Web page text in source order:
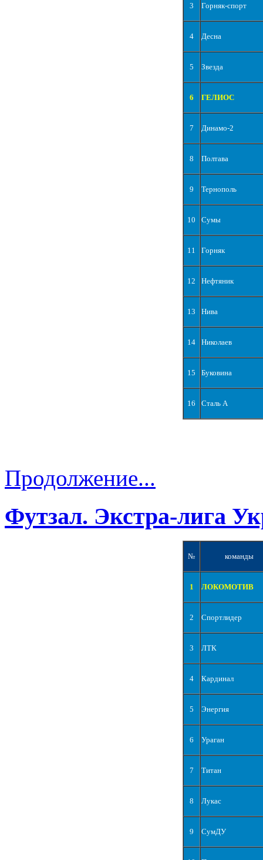
3 Горняк-спорт
4 Десна
5 Звезда
6 ГЕЛИОС
7 Динамо-2
8 Полтава
9 Тернополь
10 Сумы
11 Горняк
12 Нефтяник
13 Нива
14 Николаев
15 Буковина
16 Сталь А
Продолжение...
Футзал. Экстра-лига
№ команды
1 ЛОКОМОТИВ
2 Спортлидер
3 ЛТК
4 Кардинал
5 Энергия
6 Ураган
7 Титан
8 Лукас
9 СумДУ